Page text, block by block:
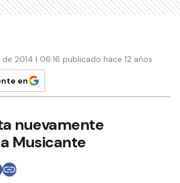
2014 | 06:16 publicado hace 12 años
en
nuevamente
Musicante